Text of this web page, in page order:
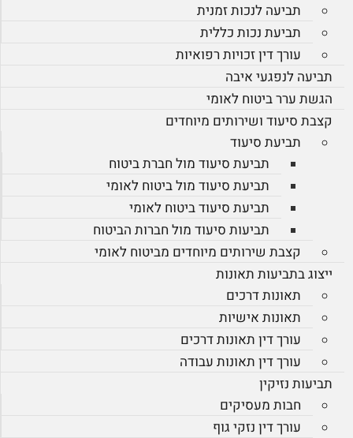
תביעה לנכות זמנית
תביעת נכות כללית
עורך דין זכויות רפואיות
תביעה לנפגעי איבה
הגשת ערר ביטוח לאומי
קצבת סיעוד ושירותים מיוחדים
תביעת סיעוד
תביעת סיעוד מול חברת ביטוח
תביעת סיעוד מול ביטוח לאומי
תביעת סיעוד ביטוח לאומי
תביעות סיעוד מול חברות הביטוח
קצבת שירותים מיוחדים מביטוח לאומי
ייצוג בתביעות תאונות
תאונות דרכים
תאונות אישיות
עורך דין תאונות דרכים
עורך דין תאונות עבודה
תביעות נזיקין
חבות מעסיקים
עורך דין נזקי גוף